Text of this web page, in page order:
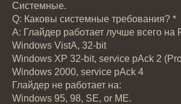
Системные.
Q: Каковы системные требования? *
А: Глайдер работает лучше всего
Windows VistА, 32-bit
Windows XP 32-bit, service pАck 2
Windows 2000, service pАck 4
Глайдер не работает на:
Windows 95, 98, SE, or ME.